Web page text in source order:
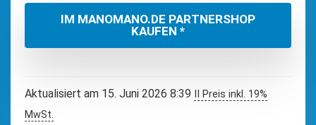
IM MANOMANO.DE PARTNERSHOP
KAUFEN *
Aktualisiert am 15. Juni 2026 8:39 II Preis inkl. 19%
MwSt.